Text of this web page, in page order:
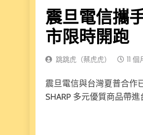
震旦電信攜
市限時開跑
跳跳虎（蔡虎虎） 11
震旦電信與台灣夏普合作
SHARP 多元優質商品帶